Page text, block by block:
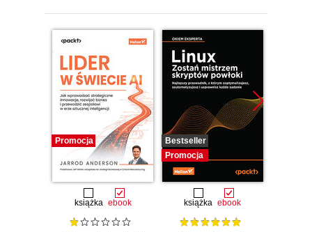
Promocja
książka ebook
Bestseller
Promocja
książka ebook